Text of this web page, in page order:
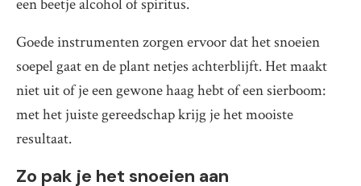
een beetje alcohol of spiritus.
Goede instrumenten zorgen ervoor dat het snoeien
soepel gaat en de plant netjes achterblijft. Het maakt
niet uit of je een gewone haag hebt of een sierboom:
met het juiste gereedschap krijg je het mooiste
resultaat.
Zo pak je het snoeien aan